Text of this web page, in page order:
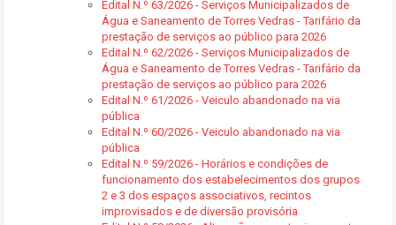
Edital N.º 63/2026 - Serviços Municipalizados de
Água e Saneamento de Torres Vedras - Tarifário da
prestação de serviços ao público para 2026
Edital N.º 62/2026 - Serviços Municipalizados de
Água e Saneamento de Torres Vedras - Tarifário da
prestação de serviços ao público para 2026
Edital N.º 61/2026 - Veiculo abandonado na via
pública
Edital N.º 60/2026 - Veiculo abandonado na via
pública
Edital N.º 59/2026 - Horários e condições de
funcionamento dos estabelecimentos dos grupos
2 e 3 dos espaços associativos, recintos
improvisados e de diversão provisória